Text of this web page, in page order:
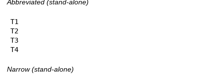
Abbreviated (stand-alone)
T1
T2
T3
T4
Narrow (stand-alone)